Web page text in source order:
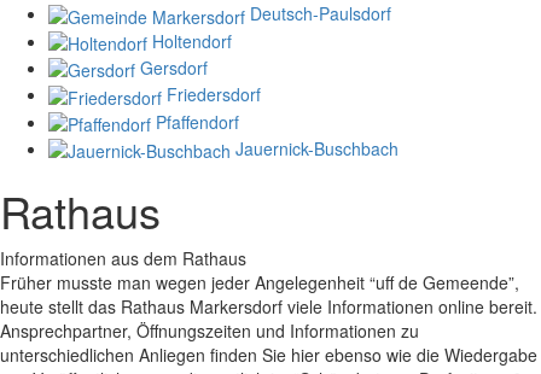
Deutsch-Paulsdorf
Holtendorf
Gersdorf
Friedersdorf
Pfaffendorf
Jauernick-Buschbach
Rathaus
Informationen aus dem Rathaus
Früher musste man wegen jeder Angelegenheit “uff de Gemeende”,
heute stellt das Rathaus Markersdorf viele Informationen online bereit.
Ansprechpartner, Öffnungszeiten und Informationen zu
unterschiedlichen Anliegen finden Sie hier ebenso wie die Wiedergabe